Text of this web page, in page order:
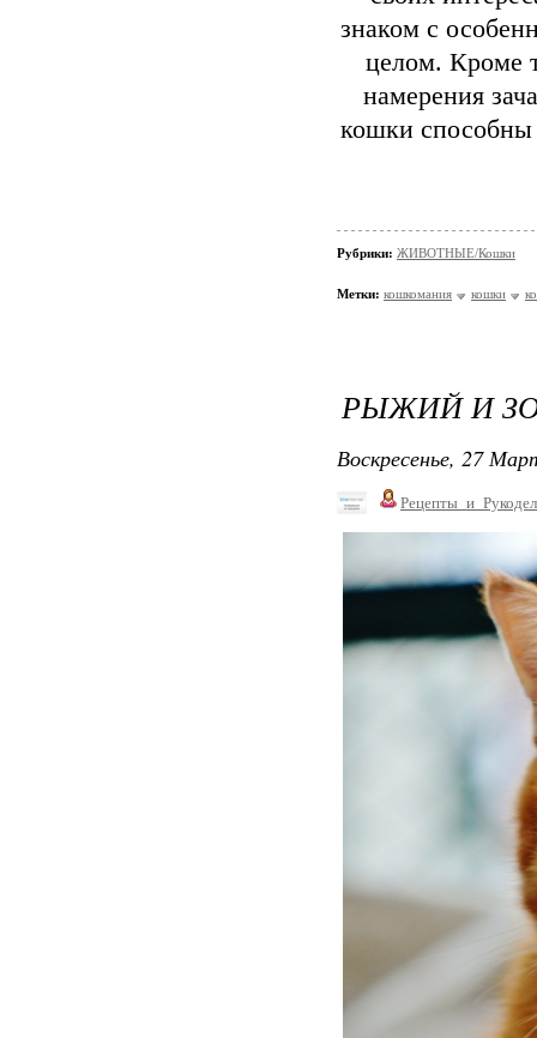
знаком с
целом. Кроме
намерения
кошки способны
Рубрики: ЖИВОТНЫЕ/Кошки
Метки: кошкомания кошки
РЫЖИЙ И
Воскресенье, 27